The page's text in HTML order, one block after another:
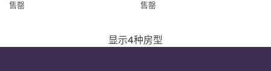
售罄 售罄
显示4种房型